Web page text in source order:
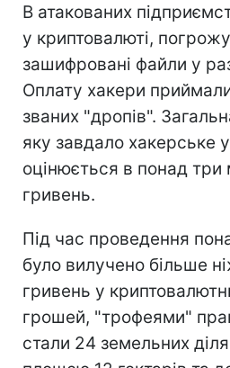
В атакованих
у криптовалюті,
зашифровані файли у
Оплату хакери
званих "дропів".
яку завдало хакерське
оцінюється в понад три
гривень.
Під час проведення
було вилучено більше
гривень у
грошей, "трофеями"
стали 24 земельних